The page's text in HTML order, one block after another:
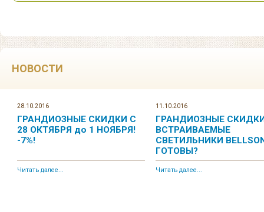
НОВОСТИ
28.10.2016
ГРАНДИОЗНЫЕ СКИДКИ С
28 ОКТЯБРЯ до 1 НОЯБРЯ!
-7%!
Читать далее...
11.10.2016
ГРАНДИОЗНЫЕ
ВСТРАИВАЕМЫЕ
СВЕТИЛЬНИКИ
ГОТОВЫ?
Читать далее...